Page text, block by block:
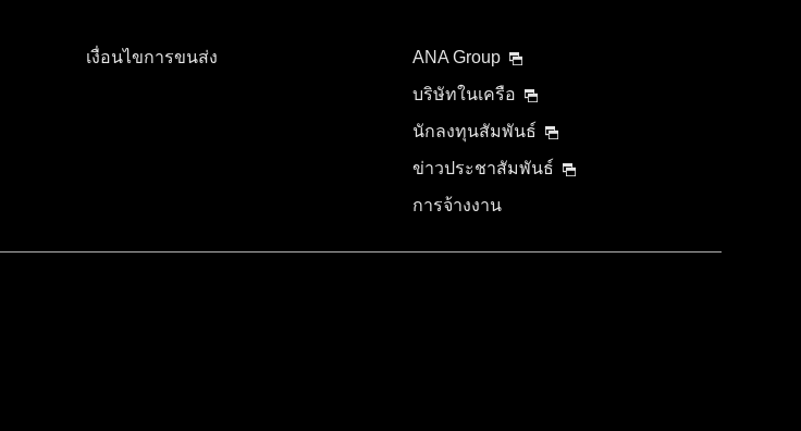
เงื่อนไขการขนส่ง
ANA Group
บริษัทในเครือ
นักลงทุนสัมพันธ์
ข่าวประชาสัมพันธ์
การจ้างงาน